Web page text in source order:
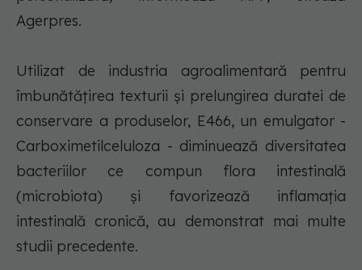
Agerpres.
Utilizat de industria agroalimentară pentru
îmbunătăţirea texturii şi prelungirea duratei de
conservare a produselor, E466, un emulgator -
Carboximetilceluloza - diminuează diversitatea
bacteriilor ce compun flora intestinală
(microbiota) şi favorizează inflamaţia
intestinală cronică, au demonstrat mai multe
studii precedente.